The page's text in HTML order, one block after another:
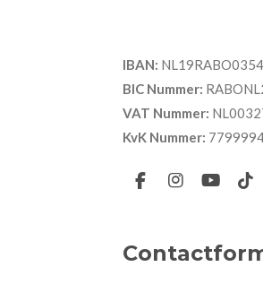
IBAN:
BIC Nummer:
VAT Nummer:
KvK Nummer:
F
b
I
a
Y
u
T
o